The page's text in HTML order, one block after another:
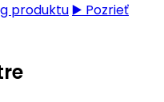
produktu▶️ Pozrieť